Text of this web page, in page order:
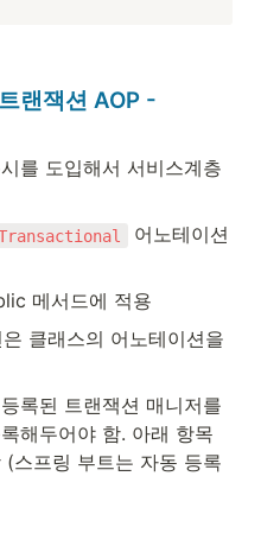
를 도입해서 서비스계층
어노테이션
메서드에 적용
클래스의 어노테이션을
록된 트랜잭션 매니저를
해두어야 함. 아래 항목
스프링 부트는 자동 등록